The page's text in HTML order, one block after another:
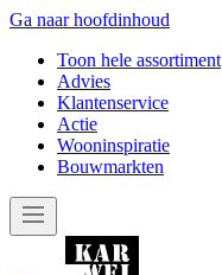
Ga naar hoofdinhoud
Toon hele assortiment
Advies
Klantenservice
Actie
Wooninspiratie
Bouwmarkten